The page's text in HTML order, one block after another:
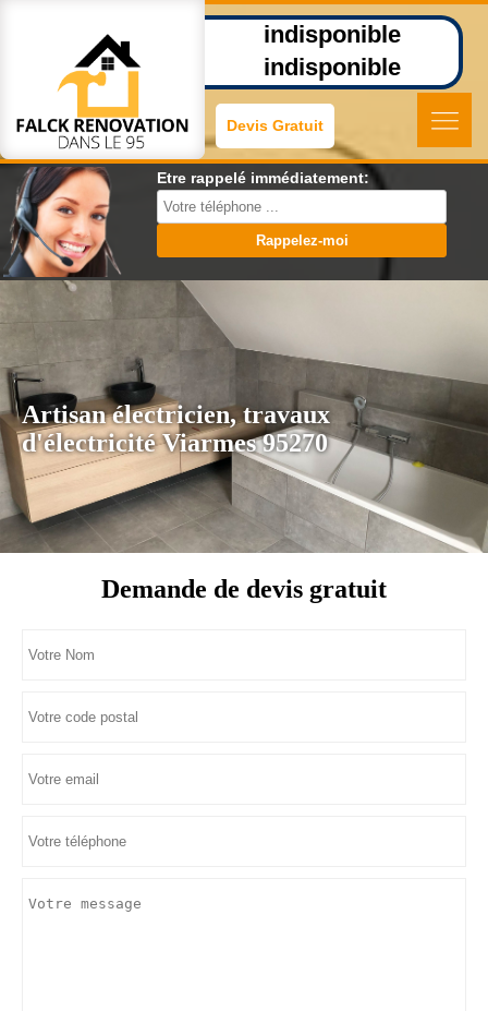
indisponible
indisponible
Devis Gratuit
Etre rappelé immédiatement:
Artisan électricien, travaux
d'électricité Viarmes 95270
Demande de devis gratuit